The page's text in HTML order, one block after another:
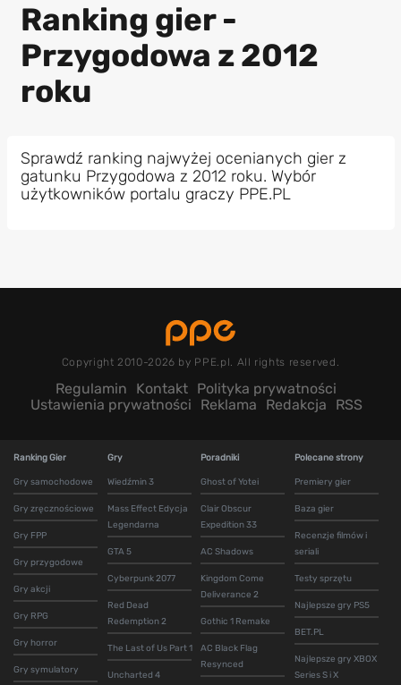
Ranking gier -
Przygodowa z 2012
roku
Sprawdź ranking najwyżej ocenianych gier z
gatunku Przygodowa z 2012 roku. Wybór
użytkowników portalu graczy PPE.PL
Copyright 2010-2026 by PPE.pl. All rights reserved.
Regulamin Kontakt Polityka prywatności
Ustawienia prywatności
Reklama Redakcja RSS
Ranking Gier
Gry samochodowe
Gry zręcznościowe
Gry FPP
Gry przygodowe
Gry akcji
Gry RPG
Gry horror
Gry symulatory
Gry
Wiedźmin 3
Mass Effect Edycja
Legendarna
GTA 5
Cyberpunk 2077
Red Dead
Redemption 2
The Last of Us Part 1
Uncharted 4
Poradniki
Ghost of Yotei
Clair Obscur
Expedition 33
AC Shadows
Kingdom Come
Deliverance 2
Gothic 1 Remake
AC Black Flag
Resynced
Polecane strony
Premiery gier
Baza gier
Recenzje filmów i
seriali
Testy sprzętu
Najlepsze gry PS5
BET.PL
Najlepsze gry XBOX
Series S i X